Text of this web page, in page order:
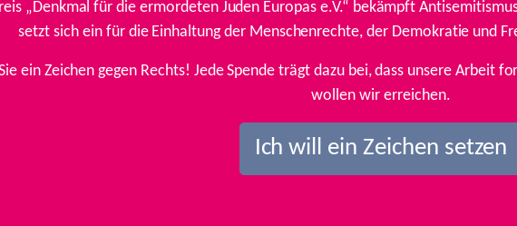
„Denkmal für die ermordeten Juden Europas e.V.“ bekämpft
setzt sich ein für die Einhaltung der Menschenrechte, der Demokratie und
ein Zeichen gegen Rechts! Jede Spende trägt dazu bei, dass unsere Arbeit
wollen wir erreichen.
Ich will ein Zeichen setzen